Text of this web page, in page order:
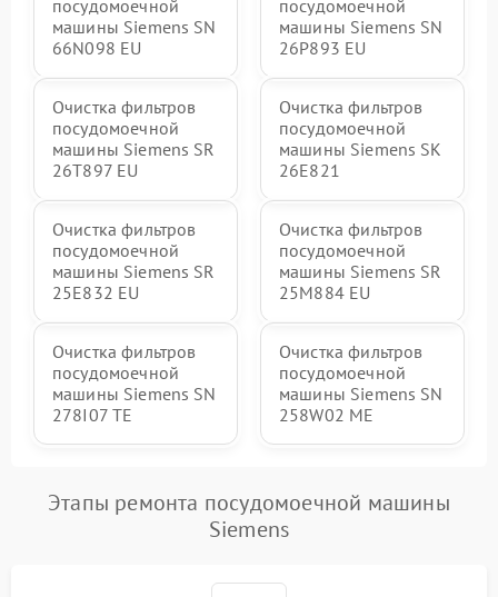
посудомоечной
машины Siemens SN
66N098 EU
посудомоечной
машины Siemens SN
26P893 EU
Очистка фильтров
посудомоечной
машины Siemens SR
26T897 EU
Очистка фильтров
посудомоечной
машины Siemens SK
26E821
Очистка фильтров
посудомоечной
машины Siemens SR
25E832 EU
Очистка фильтров
посудомоечной
машины Siemens SR
25M884 EU
Очистка фильтров
посудомоечной
машины Siemens SN
278I07 TE
Очистка фильтров
посудомоечной
машины Siemens SN
258W02 ME
Этапы ремонта посудомоечной машины
Siemens